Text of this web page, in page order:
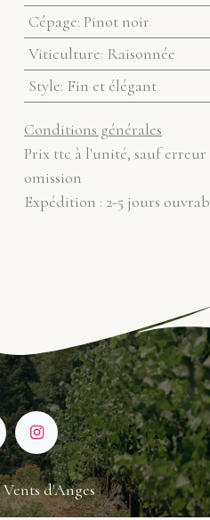
Cépage: Pinot noir
Viticulture: Raisonnée
Style: Fin et élégant
Conditions générales
Prix ttc à l'unité, sauf erreur
omission
Expédition : 2-5 jours
Vents d'Anges